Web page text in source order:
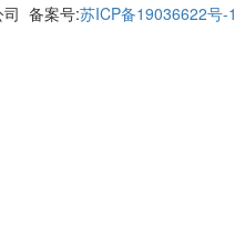
司 备案号:苏ICP备19036622号-1